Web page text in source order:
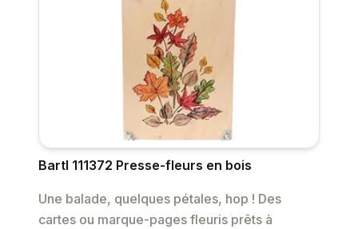
Bartl 111372 Presse-fleurs en bois
Une balade, quelques pétales, hop ! Des
cartes ou marque-pages fleuris prêts à